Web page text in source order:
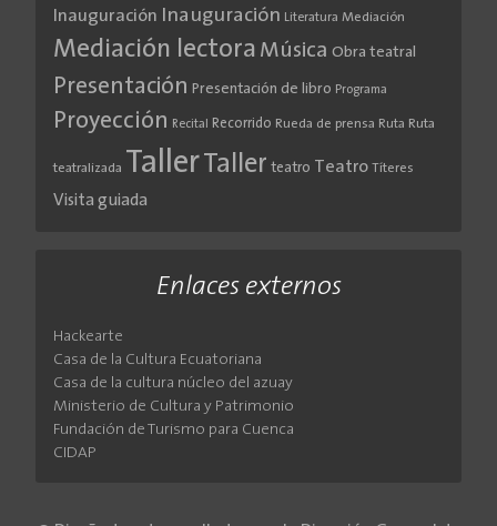
Inauguración Inauguración Literatura Mediación
Mediación lectora Música Obra teatral
Presentación Presentación de libro Programa
Proyección Recital Recorrido Rueda de prensa Ruta Ruta
teatralizada Taller Taller teatro Teatro Títeres
Visita guiada
Enlaces externos
Hackearte
Casa de la Cultura Ecuatoriana
Casa de la cultura núcleo del azuay
Ministerio de Cultura y Patrimonio
Fundación de Turismo para Cuenca
CIDAP